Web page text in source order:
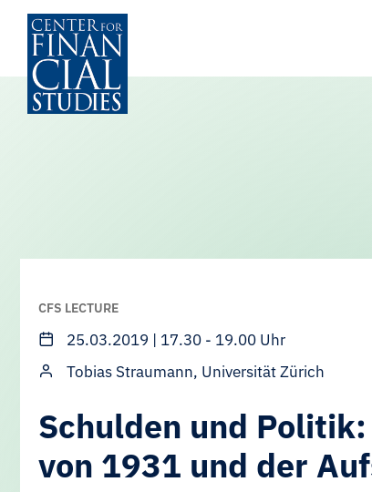
Skip
content
CFS LECTURE
25.03.2019 | 17.30 - 19.00 Uhr
Tobias Straumann, Universität Zürich
Schulden und
von 1931 und der